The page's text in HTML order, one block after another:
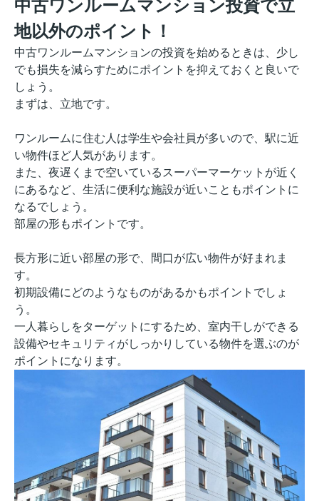
中古ワンルームマンション投資で立
地以外のポイント！
中古ワンルームマンションの投資を始めるときは、少し
でも損失を減らすためにポイントを抑えておくと良いで
しょう。
まずは、立地です。
ワンルームに住む人は学生や会社員が多いので、駅に近
い物件ほど人気があります。
また、夜遅くまで空いているスーパーマーケットが近く
にあるなど、生活に便利な施設が近いこともポイントに
なるでしょう。
部屋の形もポイントです。
長方形に近い部屋の形で、間口が広い物件が好まれま
す。
初期設備にどのようなものがあるかもポイントでしょ
う。
一人暮らしをターゲットにするため、室内干しができる
設備やセキュリティがしっかりしている物件を選ぶのが
ポイントになります。